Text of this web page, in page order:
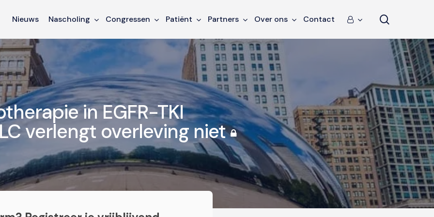
Nieuws Nascholing Congressen Patiënt Partners Over ons Contact
in EGFR-TKI
verlengt overleving niet